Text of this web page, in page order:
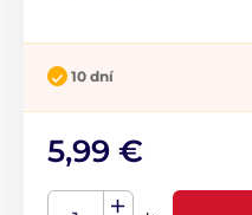
10 dní
5,99 €